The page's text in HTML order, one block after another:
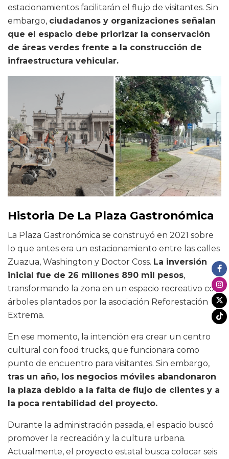
estacionamientos facilitarán el flujo de visitantes. Sin
embargo, ciudadanos y organizaciones señalan
que el espacio debe priorizar la conservación
de áreas verdes frente a la construcción de
infraestructura vehicular.
Historia De La Plaza Gastronómica
La Plaza Gastronómica se construyó en 2021 sobre
lo que antes era un estacionamiento entre las calles
Zuazua, Washington y Doctor Coss. La inversión
inicial fue de 26 millones 890 mil pesos,
transformando la zona en un espacio recreativo con
árboles plantados por la asociación Reforestación
Extrema.
En ese momento, la intención era crear un centro
cultural con food trucks, que funcionara como
punto de encuentro para visitantes. Sin embargo,
tras un año, los negocios móviles abandonaron
la plaza debido a la falta de flujo de clientes y a
la poca rentabilidad del proyecto.
Durante la administración pasada, el espacio buscó
promover la recreación y la cultura urbana.
Actualmente, el proyecto estatal busca colocar seis